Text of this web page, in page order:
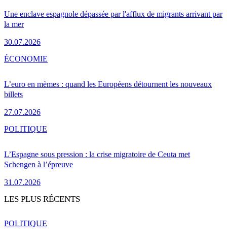
Une enclave espagnole dépassée par l'afflux de migrants arrivant par
la mer
30.07.2026
L’euro en mèmes : quand les Européens détournent les nouveaux
billets
27.07.2026
ÉCONOMIE
L’Espagne sous pression : la crise migratoire de Ceuta met
Schengen à l’épreuve
31.07.2026
POLITIQUE
LES PLUS RÉCENTS
POLITIQUE